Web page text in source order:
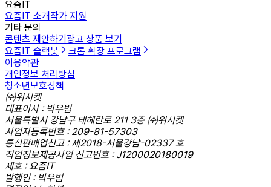
요즘IT
요즘IT 소개작가 지원
기타 문의
콘텐츠 제안하기 광고 상품 보기
요즘IT 슬랙봇
크롬 확장 프로그램
이용약관
개인정보 처리방침
청소년보호정책
㈜위시켓
대표이사 : 박우범
서울특별시 강남구 테헤란로 211 3층 ㈜위시켓
사업자등록번호 : 209-81-57303
통신판매업신고 : 제2018-서울강남-02337 호
직업정보제공사업 신고번호 : J1200020180019
제호 : 요즘IT
발행인 : 박우범